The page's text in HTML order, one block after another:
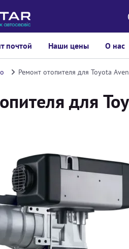
почтой Наши цены О нас
Ремонт отопителя для Toyota
для